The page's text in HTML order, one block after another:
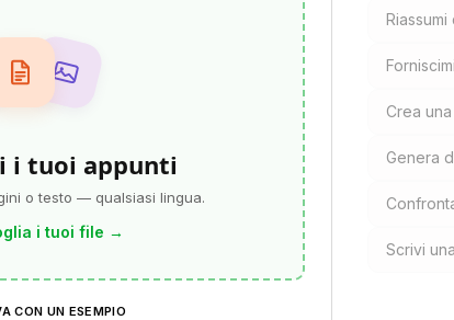
i tuoi appunti
o testo — qualsiasi lingua.
i tuoi file →
CON UN ESEMPIO
Crea
Genera
Scrivi